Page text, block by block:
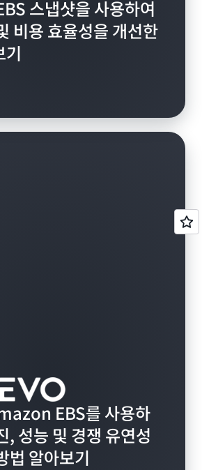
스냅샷을 사용하여
비용 효율성을 개선한
기
EBS를 사용하
, 성능 및 경쟁 유연성
법 알아보기